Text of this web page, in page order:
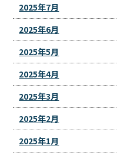
2025年7月
2025年6月
2025年5月
2025年4月
2025年3月
2025年2月
2025年1月